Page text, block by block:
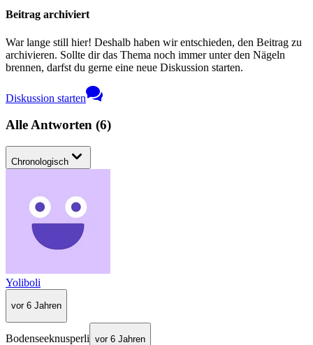
Beitrag archiviert
War lange still hier! Deshalb haben wir entschieden, den Beitrag zu
archivieren. Sollte dir das Thema noch immer unter den Nägeln
brennen, darfst du gerne eine neue Diskussion starten.
Diskussion starten
Alle Antworten (6)
Chronologisch
Yoliboli
vor 6 Jahren
Bodenseeknusperli vor 6 Jahren